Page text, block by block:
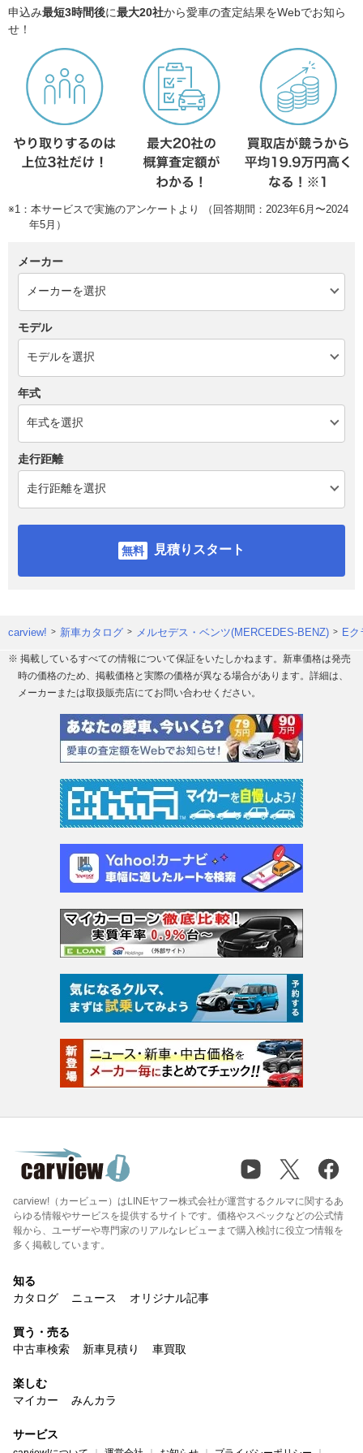
申込み最短3時間後に最大20社から愛車の査定結果をWebでお知ら
せ！
※1：本サービスで実施のアンケートより （回答期間：2023年6月〜2024
年5月）
メーカー
モデル
年式
走行距離
見積りスタート
carview! 新車カタログ メルセデス・ベンツ(MERCEDES-BENZ) E
※ 掲載しているすべての情報について保証をいたしかねます。新車価格は発売
時の価格のため、掲載価格と実際の価格が異なる場合があります。詳細は、
メーカーまたは取扱販売店にてお問い合わせください。
carview!（カービュー）はLINEヤフー株式会社が運営するクルマに関するあ
らゆる情報やサービスを提供するサイトです。価格やスペックなどの公式情
報から、ユーザーや専門家のリアルなレビューまで購入検討に役立つ情報を
多く掲載しています。
知る
カタログ
ニュース オリジナル記事
買う・売る
中古車検索
新車見積り 車買取
楽しむ
マイカー
みんカラ
サービス